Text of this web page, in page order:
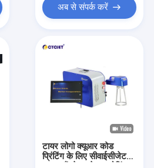
अब से संपर्क करें
टायर लोगो क्यूआर कोड
प्रिंटिंग के लिए सीवाईसीजेट